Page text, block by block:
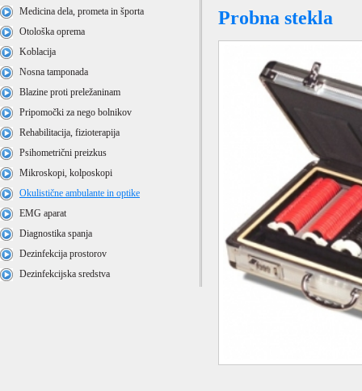
Medicina dela, prometa in športa
Otološka oprema
Koblacija
Nosna tamponada
Blazine proti preležaninam
Pripomočki za nego bolnikov
Rehabilitacija, fizioterapija
Psihometrični preizkus
Mikroskopi, kolposkopi
Okulistične ambulante in optike
EMG aparat
Diagnostika spanja
Dezinfekcija prostorov
Dezinfekcijska sredstva
Probna stekla